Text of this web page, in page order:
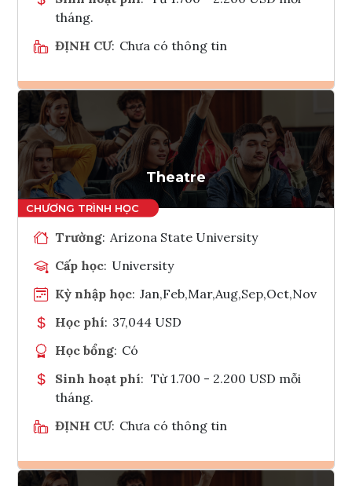
tháng.
ĐỊNH CƯ: Chưa có thông tin
Ghi danh
Tham vấn Interlink
Theatre
Trường: Arizona State University
Cấp học: University
Kỳ nhập học: Jan,Feb,Mar,Aug,Sep,Oct,Nov
Học phí: 37,044 USD
Học bổng: Có
Sinh hoạt phí: Từ 1.700 - 2.200 USD mỗi
tháng.
ĐỊNH CƯ: Chưa có thông tin